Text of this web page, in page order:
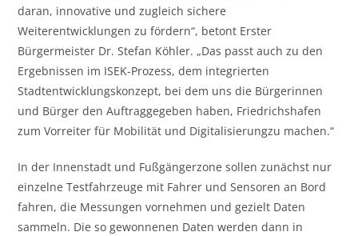
daran, innovative und zugleich sichere
Weiterentwicklungen zu fördern“, betont Erster
Bürgermeister Dr. Stefan Köhler. „Das passt auch zu den
Ergebnissen im ISEK-Prozess, dem integrierten
Stadtentwicklungskonzept, bei dem uns die Bürgerinnen
und Bürger den Auftraggegeben haben, Friedrichshafen
zum Vorreiter für Mobilität und Digitalisierungzu machen.“
In der Innenstadt und Fußgängerzone sollen zunächst nur
einzelne Testfahrzeuge mit Fahrer und Sensoren an Bord
fahren, die Messungen vornehmen und gezielt Daten
sammeln. Die so gewonnenen Daten werden dann in